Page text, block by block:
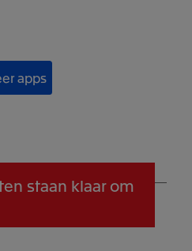
apps
staan klaar om